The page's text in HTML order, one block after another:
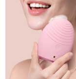
新西兰
挪威
菲律宾